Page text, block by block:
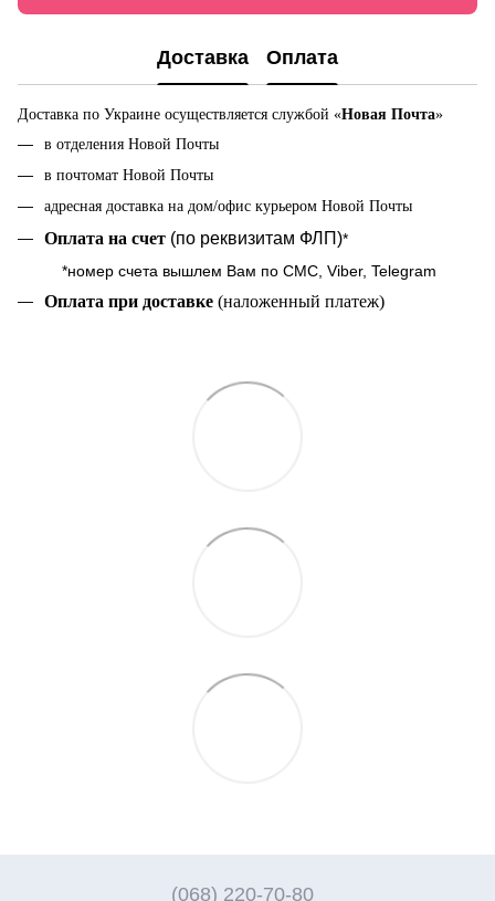
Доставка Оплата
Доставка по Украине осуществляется службой «Новая Почта»
в отделения Новой Почты
в почтомат Новой Почты
адресная доставка на дом/офис курьером Новой Почты
Оплата на cчет (по реквизитам ФЛП)*
*номер счета вышлем Вам по СМС, Viber, Telegram
Оплата при доставке (наложенный платеж)
(068) 220-70-80